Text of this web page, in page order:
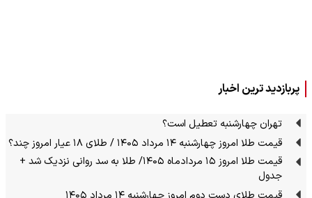
پربازدید ترین اخبار
تهران چهارشنبه تعطیل است؟
قیمت طلا امروز چهارشنبه ۱۴ مرداد ۱۴۰۵ / طلای ۱۸ عیار امروز چند؟
قیمت طلا امروز ۱۵ مردادماه ۱۴۰۵/ طلا به سد روانی نزدیک شد +
جدول